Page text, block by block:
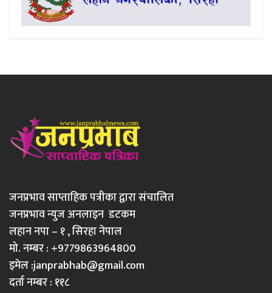
जनप्रभाव साप्ताहिक पत्रीका द्वारा संचालित
जनप्रभाव न्युज अनलाइन डटकम
लहान नपा – १ , सिरहा नेपाल
मो. नम्बर : +9779863964800
इमेल :janprabhab@gmail.com
दर्ता नम्बर : ११८